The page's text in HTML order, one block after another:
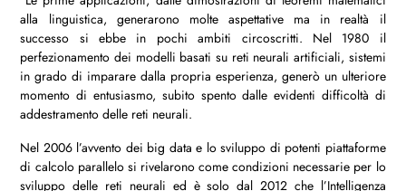
alla linguistica, generarono molte aspettative ma in realtà il
successo si ebbe in pochi ambiti circoscritti. Nel 1980 il
perfezionamento dei modelli basati su reti neurali artificiali, sistemi
in grado di imparare dalla propria esperienza, generò un ulteriore
momento di entusiasmo, subito spento dalle evidenti difficoltà di
addestramento delle reti neurali.
Nel 2006 l’avvento dei big data e lo sviluppo di potenti piattaforme
di calcolo parallelo si rivelarono come condizioni necessarie per lo
sviluppo delle reti neurali ed è solo dal 2012 che l’Intelligenza